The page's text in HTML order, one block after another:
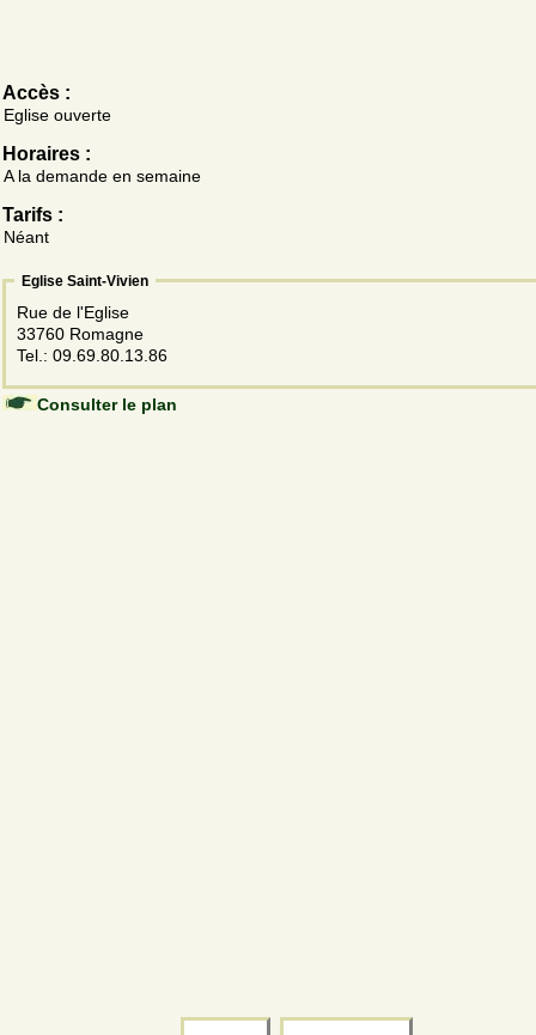
Accès :
Eglise ouverte
Horaires :
A la demande en semaine
Tarifs :
Néant
Eglise Saint-Vivien
Rue de l'Eglise
33760 Romagne
Tel.: 09.69.80.13.86
Consulter le plan